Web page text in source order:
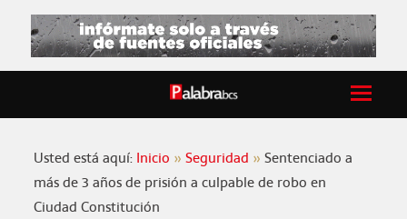
Usted está aquí: Inicio Seguridad
Sentenciado a
más de 3 años de prisión a culpable de robo en
Ciudad Constitución